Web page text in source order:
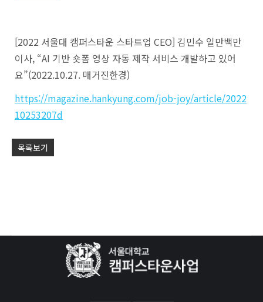
[2022 서울대 캠퍼스타운 스타트업 CEO] 김민수 일만백만
이사, “AI 기반 숏폼 영상 자동 제작 서비스 개발하고 있어
요”(2022.10.27. 매거진한경)
https://magazine.hankyung.com/job-joy/article/2022
10253207d
목록보기